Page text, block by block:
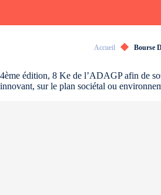
Accueil Bourse
4ème édition, 8 Ke de l’ADAGP afin de
innovant, sur le plan sociétal ou